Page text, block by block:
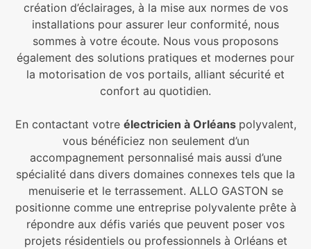
création d’éclairages, à la mise aux normes de vos
installations pour assurer leur conformité, nous
sommes à votre écoute. Nous vous proposons
également des solutions pratiques et modernes pour
la motorisation de vos portails, alliant sécurité et
confort au quotidien.
En contactant votre électricien à Orléans polyvalent,
vous bénéficiez non seulement d’un
accompagnement personnalisé mais aussi d’une
spécialité dans divers domaines connexes tels que la
menuiserie et le terrassement. ALLO GASTON se
positionne comme une entreprise polyvalente prête à
répondre aux défis variés que peuvent poser vos
projets résidentiels ou professionnels à Orléans et